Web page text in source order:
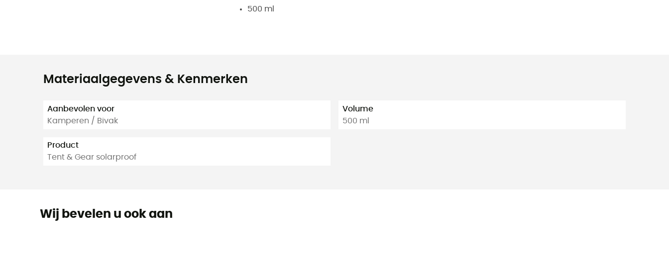
500 ml
Materiaalgegevens & Kenmerken
Aanbevolen voor
Kamperen / Bivak
Product
Tent & Gear solarproof
Volume
500 ml
Wij bevelen u ook aan